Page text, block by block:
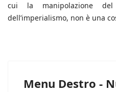
cui la manipolazione
dell’imperialismo, non è una
Menu Destro -